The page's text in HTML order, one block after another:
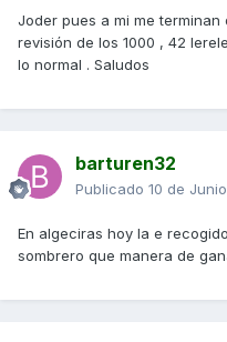
Joder pues a mi me
revisión de los 1000 , 42
lo normal . Saludos
barturen32
Publicado 10 de
En algeciras hoy la e
sombrero que manera de